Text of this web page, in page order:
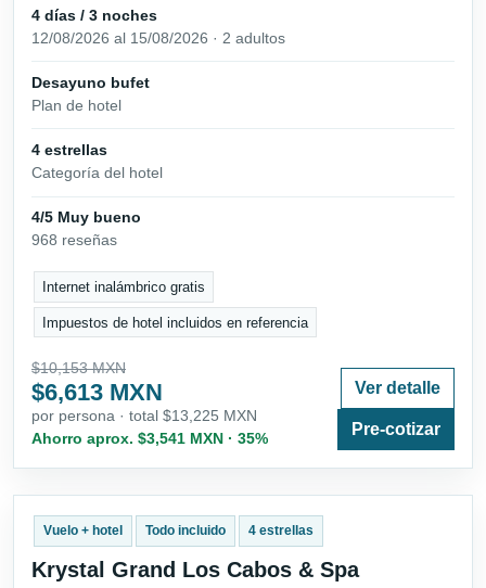
4 días / 3 noches
12/08/2026 al 15/08/2026 · 2 adultos
Desayuno bufet
Plan de hotel
4 estrellas
Categoría del hotel
4/5 Muy bueno
968 reseñas
Internet inalámbrico gratis
Impuestos de hotel incluidos en referencia
$10,153 MXN
$6,613 MXN
por persona · total $13,225 MXN
Ahorro aprox. $3,541 MXN · 35%
Ver detalle
Pre-cotizar
Vuelo + hotel Todo incluido 4 estrellas
Krystal Grand Los Cabos & Spa